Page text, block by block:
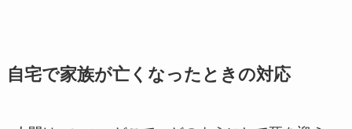
自宅で家族が亡くなったときの対応